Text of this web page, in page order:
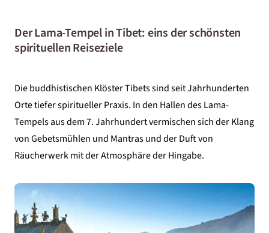
Der Lama-Tempel in Tibet: eins der schönsten
spirituellen Reiseziele
Die buddhistischen Klöster Tibets sind seit Jahrhunderten
Orte tiefer spiritueller Praxis. In den Hallen des Lama-
Tempels aus dem 7. Jahrhundert vermischen sich der Klang
von Gebetsmühlen und Mantras und der Duft von
Räucherwerk mit der Atmosphäre der Hingabe.